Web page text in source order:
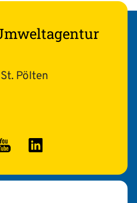
Pölten
YouTubeLinkedIn